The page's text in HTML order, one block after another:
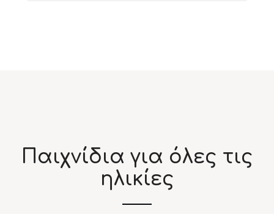
Παιχνίδια για όλες τις
ηλικίες